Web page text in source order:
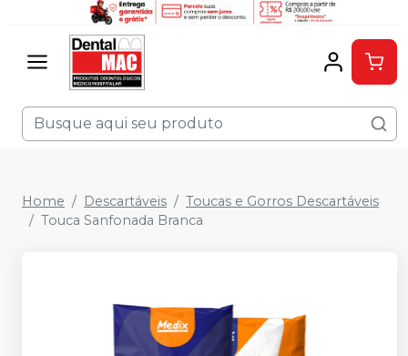
Home Descartáveis
Toucas e Gorros Descartáveis
Touca Sanfonada Branca